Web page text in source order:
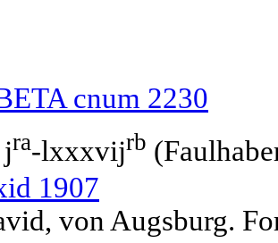
cnum 2230
ra-lxxxvijrb
1907
von Augsburg.